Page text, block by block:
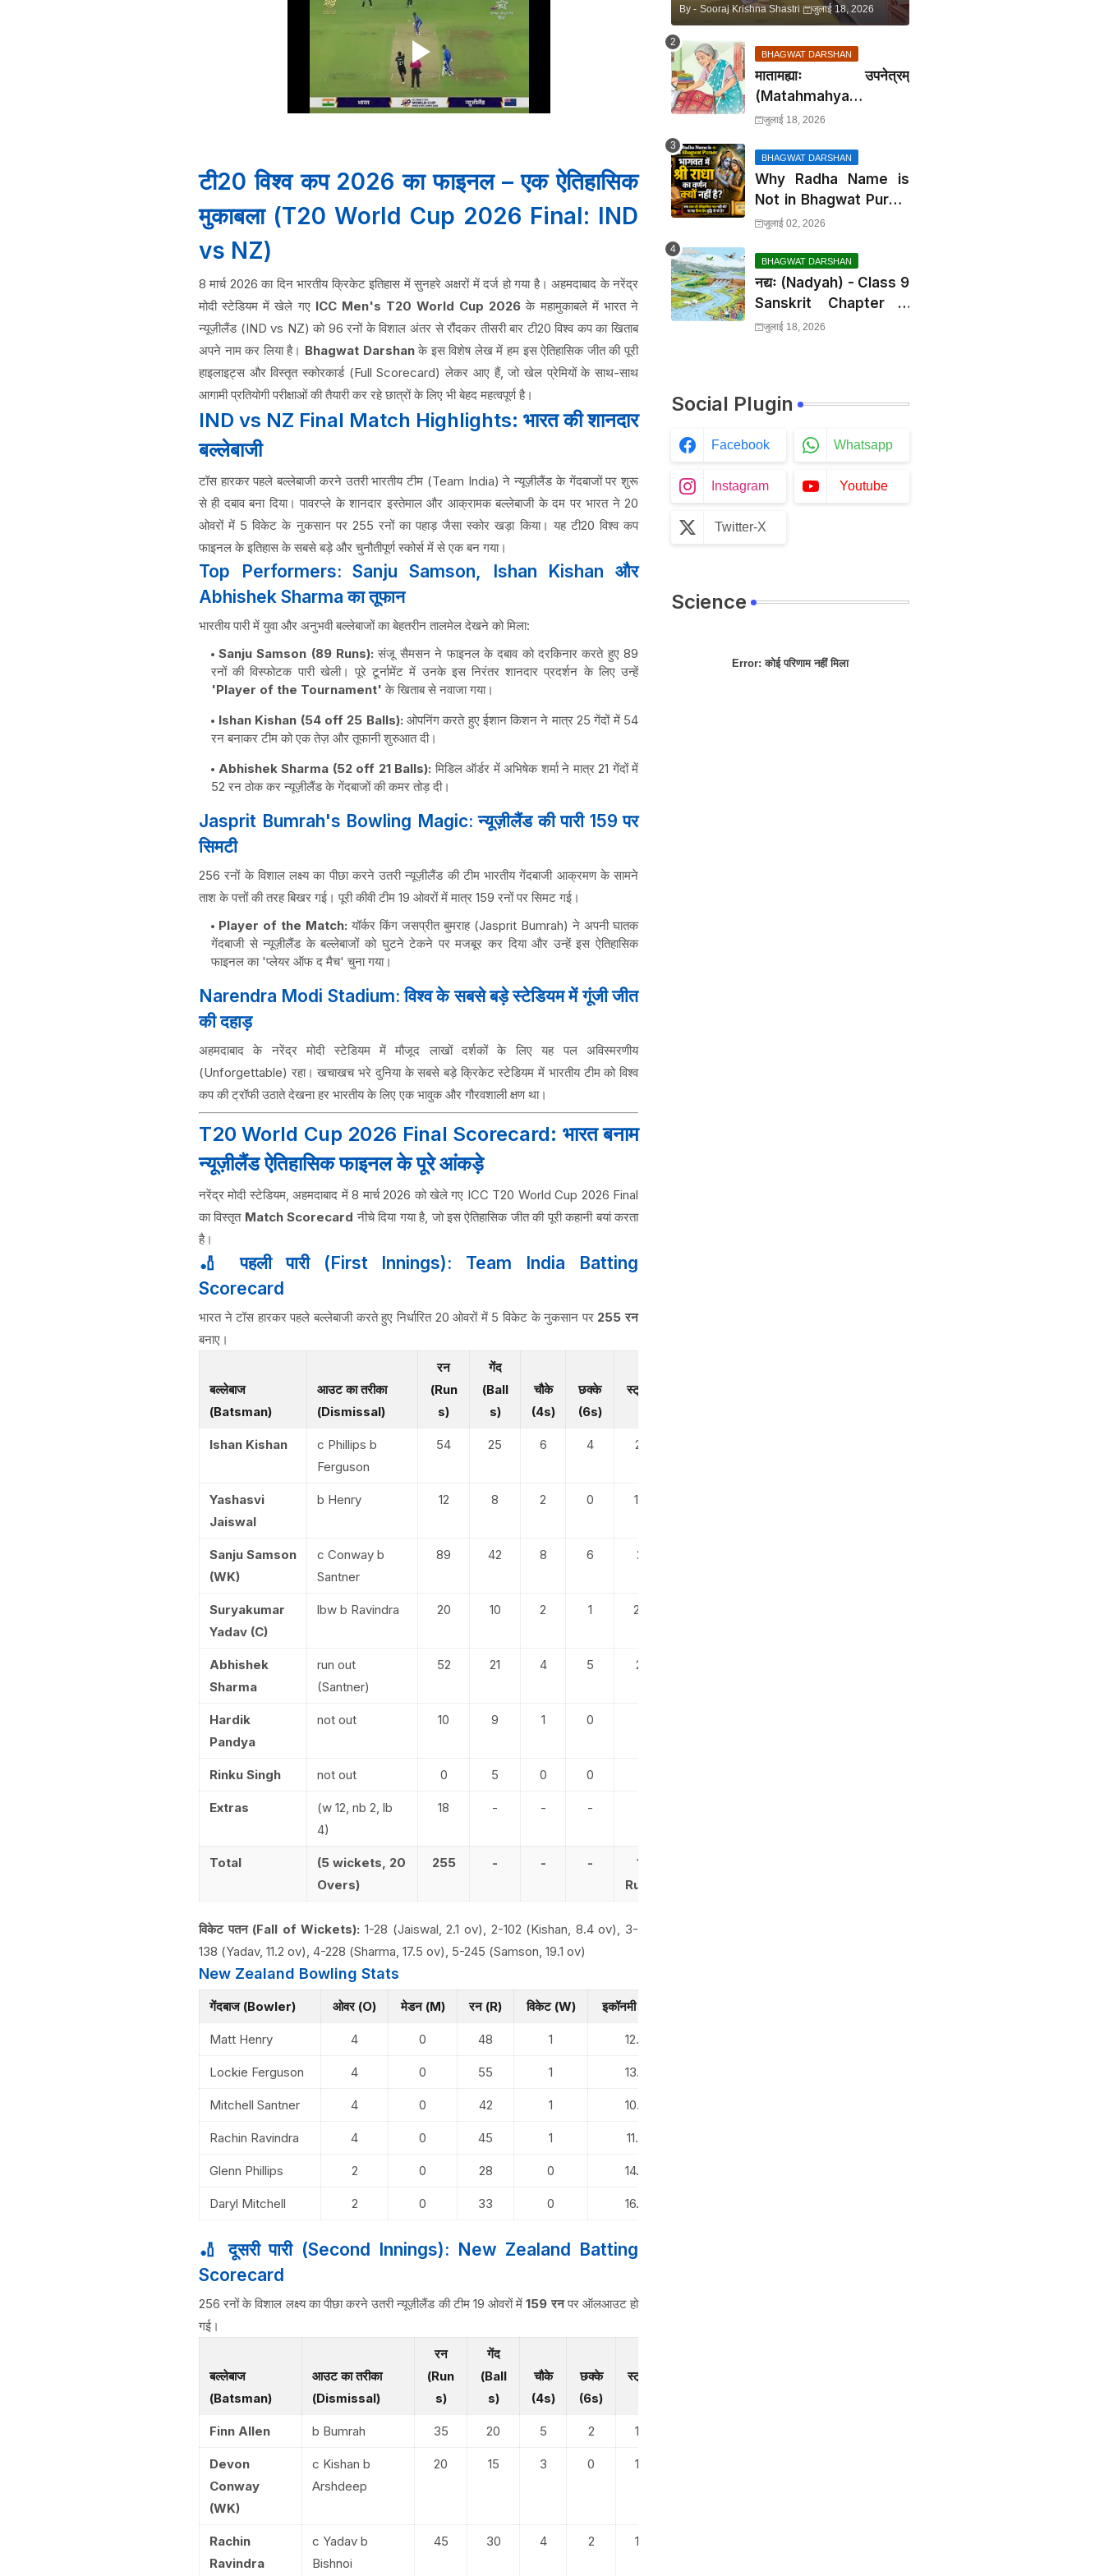
टी20 विश्व कप 2026 का फाइनल – एक ऐतिहासिक
मुकाबला (T20 World Cup 2026 Final: IND
vs NZ)
8 मार्च 2026 का दिन भारतीय क्रिकेट इतिहास में सुनहरे अक्षरों में दर्ज हो गया है। अहमदाबाद के नरेंद्र
मोदी स्टेडियम में खेले गए ICC Men's T20 World Cup 2026 के महामुकाबले में भारत ने
न्यूज़ीलैंड (IND vs NZ) को 96 रनों के विशाल अंतर से रौंदकर तीसरी बार टी20 विश्व कप का खिताब
अपने नाम कर लिया है। Bhagwat Darshanके इस विशेष लेख में हम इस ऐतिहासिक जीत की पूरी
हाइलाइट्स और विस्तृत स्कोरकार्ड (Full Scorecard) लेकर आए हैं, जो खेल प्रेमियों के साथ-साथ
आगामी प्रतियोगी परीक्षाओं की तैयारी कर रहे छात्रों के लिए भी बेहद महत्वपूर्ण है।
IND vs NZ Final Match Highlights: भारत की शानदार
बल्लेबाजी
टॉस हारकर पहले बल्लेबाजी करने उतरी भारतीय टीम (Team India) ने न्यूज़ीलैंड के गेंदबाजों पर शुरू
से ही दबाव बना दिया। पावरप्ले के शानदार इस्तेमाल और आक्रामक बल्लेबाजी के दम पर भारत ने 20
ओवरों में 5 विकेट के नुकसान पर 255 रनों का पहाड़ जैसा स्कोर खड़ा किया। यह टी20 विश्व कप
फाइनल के इतिहास के सबसे बड़े और चुनौतीपूर्ण स्कोर्स में से एक बन गया।
Top Performers: Sanju Samson, Ishan Kishan और
Abhishek Sharma का तूफान
भारतीय पारी में युवा और अनुभवी बल्लेबाजों का बेहतरीन तालमेल देखने को मिला:
Sanju Samson (89 Runs): संजू सैमसन ने फाइनल के दबाव को दरकिनार करते हुए 89
रनों की विस्फोटक पारी खेली। पूरे टूर्नामेंट में उनके इस निरंतर शानदार प्रदर्शन के लिए उन्हें
'Player of the Tournament' के खिताब से नवाजा गया।
Ishan Kishan (54 off 25 Balls): ओपनिंग करते हुए ईशान किशन ने मात्र 25 गेंदों में 54
रन बनाकर टीम को एक तेज़ और तूफानी शुरुआत दी।
Abhishek Sharma (52 off 21 Balls): मिडिल ऑर्डर में अभिषेक शर्मा ने मात्र 21 गेंदों में
52 रन ठोक कर न्यूज़ीलैंड के गेंदबाजों की कमर तोड़ दी।
Jasprit Bumrah's Bowling Magic: न्यूज़ीलैंड की पारी 159 पर
सिमटी
256 रनों के विशाल लक्ष्य का पीछा करने उतरी न्यूज़ीलैंड की टीम भारतीय गेंदबाजी आक्रमण के सामने
ताश के पत्तों की तरह बिखर गई। पूरी कीवी टीम 19 ओवरों में मात्र 159 रनों पर सिमट गई।
Player of the Match: यॉर्कर किंग जसप्रीत बुमराह (Jasprit Bumrah) ने अपनी घातक
गेंदबाजी से न्यूज़ीलैंड के बल्लेबाजों को घुटने टेकने पर मजबूर कर दिया और उन्हें इस ऐतिहासिक
फाइनल का 'प्लेयर ऑफ द मैच' चुना गया।
Narendra Modi Stadium: विश्व के सबसे बड़े स्टेडियम में गूंजी जीत
की दहाड़
अहमदाबाद के नरेंद्र मोदी स्टेडियम में मौजूद लाखों दर्शकों के लिए यह पल अविस्मरणीय
(Unforgettable) रहा। खचाखच भरे दुनिया के सबसे बड़े क्रिकेट स्टेडियम में भारतीय टीम को विश्व
कप की ट्रॉफी उठाते देखना हर भारतीय के लिए एक भावुक और गौरवशाली क्षण था।
T20 World Cup 2026 Final Scorecard: भारत बनाम
न्यूज़ीलैंड ऐतिहासिक फाइनल के पूरे आंकड़े
नरेंद्र मोदी स्टेडियम, अहमदाबाद में 8 मार्च 2026 को खेले गए ICC T20 World Cup 2026 Final
का विस्तृत Match Scorecard नीचे दिया गया है, जो इस ऐतिहासिक जीत की पूरी कहानी बयां करता
है।
🏏 पहली पारी (First Innings): Team India Batting
Scorecard
भारत ने टॉस हारकर पहले बल्लेबाजी करते हुए निर्धारित 20 ओवरों में 5 विकेट के नुकसान पर 255 रन
बनाए।
बल्लेबाज
(Batsman)
आउट का तरीका
(Dismissal)
रन
(Run
s)
गेंद
(Ball
s)
चौके
(4s)
छक्के
(6s)
स्ट्राइक रेट
Ishan Kishan
c Phillips b
Ferguson
54 25 6 4 216.00
Yashasvi
Jaiswal
b Henry 12 8 2 0 150.00
Sanju Samson
(WK)
c Conway b
Santner
89 42 8 6 211.90
Suryakumar
Yadav (C)
lbw b Ravindra 20 10 2 1 200.00
Abhishek
Sharma
run out
(Santner)
52 21 4 5 247.61
Hardik
Pandya
not out 10 9 1 0
Rinku Singh not out 0 5 0 0
Extras
(w 12, nb 2, lb
4)
18 - - -
Total
(5 wickets, 20
Overs)
255 - - -
12.75
Run Rate
विकेट पतन (Fall of Wickets): 1-28 (Jaiswal, 2.1 ov), 2-102 (Kishan, 8.4 ov), 3-
138 (Yadav, 11.2 ov), 4-228 (Sharma, 17.5 ov), 5-245 (Samson, 19.1 ov)
New Zealand Bowling Stats
गेंदबाज (Bowler) ओवर (O) मेडन (M) रन (R) विकेट (W) इकॉनमी (Econ)
Matt Henry 4 0 48 1 12.00
Lockie Ferguson 4 0 55 1 13.75
Mitchell Santner 4 0 42 1 10.50
Rachin Ravindra 4 0 45 1 11.25
Glenn Phillips 2 0 28 0 14.00
Daryl Mitchell 2 0 33 0 16.50
🏏 दूसरी पारी (Second Innings): New Zealand Batting
Scorecard
256 रनों के विशाल लक्ष्य का पीछा करने उतरी न्यूज़ीलैंड की टीम 19 ओवरों में159 रनपर ऑलआउट हो
गई।
बल्लेबाज
(Batsman)
आउट का तरीका
(Dismissal)
रन
(Run
s)
गेंद
(Ball
s)
चौके
(4s)
छक्के
(6s)
स्ट्राइक रेट
Finn Allen b Bumrah 35 20 5 2 175.00
Devon
Conway
(WK)
c Kishan b
Arshdeep
20 15 3 0 133.33
Rachin
Ravindra
c Yadav b
Bishnoi
45 30 4 2 150.00
By - Sooraj Krishna Shastri जुलाई 18, 2026
BHAGWAT DARSHAN
मातामह्याः उपनेत्रम्
(Matahmahya
Upanetram) - Class 9
Translation &
Solutions
जुलाई 18, 2026
BHAGWAT DARSHAN
Why Radha Name is
Not in Bhagwat Puran:
भागवत में श्री राधा का वर्णन क्यों
जुलाई 02, 2026
BHAGWAT DARSHAN
नद्यः (Nadyah) - Class 9
Sanskrit Chapter 3
Translation &
जुलाई 18, 2026
Social Plugin
Facebook Whatsapp
Instagram Youtube
Twitter-X
Science
Error: कोई परिणाम नहीं मिला